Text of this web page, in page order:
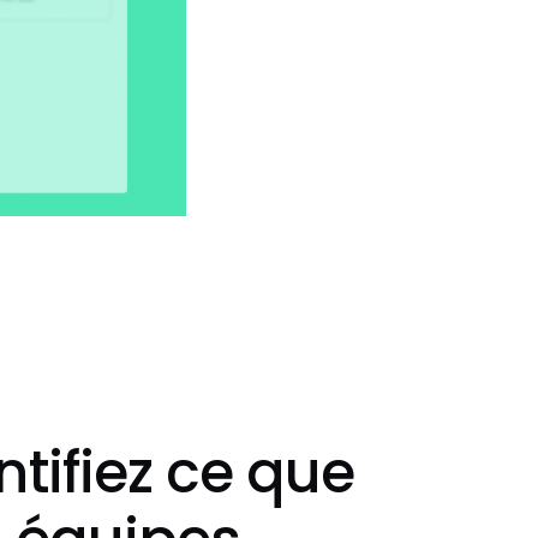
ce que